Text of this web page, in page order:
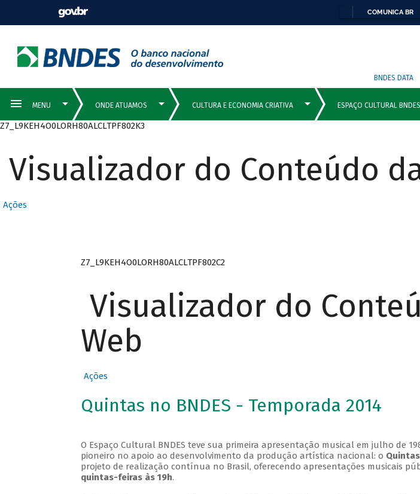
COMUNICA BR
BNDES DATA
Z7_L9KEH4O0LORH80ALCLTPF802K3
Visualizador do Conteúdo
Ações
Z7_L9KEH4O0LORH80ALCLTPF802C2
Visualizador do
Web
Ações
Quintas no BNDES - Temporada 2014
O Espaço Cultural BNDES teve sua primeira apresentação musical em julho de
pioneiro no apoio ao desenvolvimento da produção artística nacional: o
projeto de realização contínua no Brasil, oferecendo apresentações musicais
quintas-feiras às 19h.